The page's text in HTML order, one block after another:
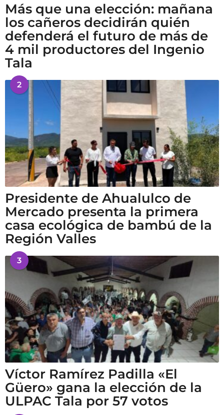
Más que una elección: mañana
los cañeros decidirán quién
defenderá el futuro de más de
4 mil productores del Ingenio
Tala
2
Presidente de Ahualulco de
Mercado presenta la primera
casa ecológica de bambú de la
Región Valles
3
Víctor Ramírez Padilla «El
Güero» gana la elección de la
ULPAC Tala por 57 votos